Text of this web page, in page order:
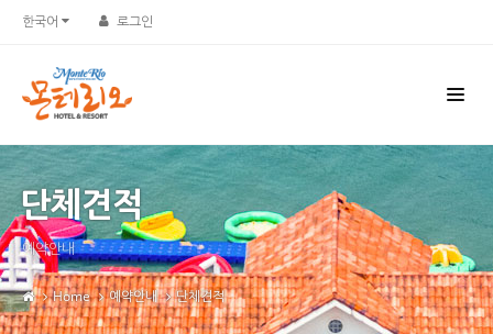
한국어 로그인
단체견적
예약안내
Home 예약안내 단체견적
Sketchbook5, 스케치북5